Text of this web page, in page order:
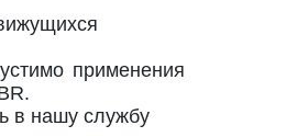
применения
в нашу службу